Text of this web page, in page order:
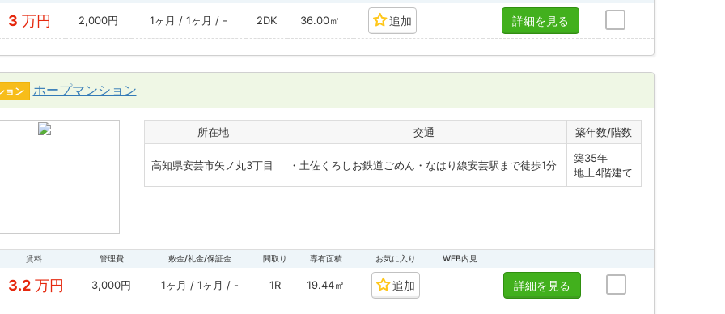
3 万円 2,000円 1ヶ月 / 1ヶ月 / - 2DK 36.00㎡ 追加 詳細を見る
ョン ホープマンション
所在地 交通 築年数/階数
高知県安芸市矢ノ丸3丁目 ・土佐くろしお鉄道ごめん・なはり線安芸駅まで徒歩1分
築35年
地上4階建て
賃料 管理費 敷金/礼金/保証金 間取り 専有面積 お気に入り WEB内見
3.2 万円 3,000円 1ヶ月 / 1ヶ月 / - 1R 19.44㎡ 追加 詳細を見る